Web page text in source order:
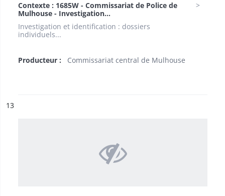
Contexte : 1685W - Commissariat de Police de
Mulhouse - Investigation...
Investigation et identification : dossiers
individuels...
Producteur : Commissariat central de Mulhouse
n°
13